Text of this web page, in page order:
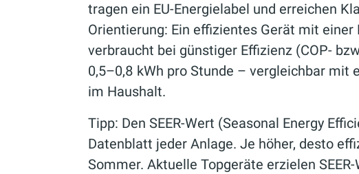
tragen ein EU-Energielabel und erreichen
Orientierung: Ein effizientes Gerät mit einer
verbraucht bei günstiger Effizienz (COP-
0,5–0,8 kWh pro Stunde – vergleichbar mit
im Haushalt.
Tipp: Den SEER-Wert (Seasonal Energy
Datenblatt jeder Anlage. Je höher, desto
Sommer. Aktuelle Topgeräte erzielen